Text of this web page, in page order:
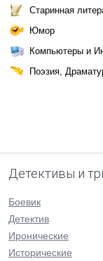
Старинная
Юмор
Компьютеры и
Поэзия,
Детективы и
Боевик
Детектив
Иронические
Исторические